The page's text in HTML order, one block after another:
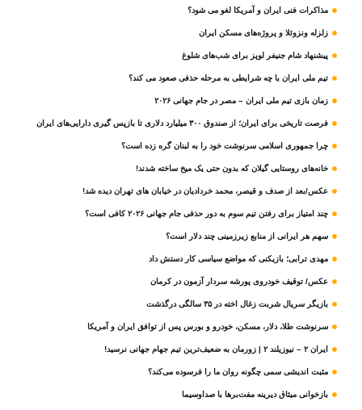
مذاکرات فنی ایران و آمریکا لغو می شود؟
زلزله ونزوئلا و پروژه‌های مسکن ایران
پیشنهاد شام جنیفر لوپز برای شب‌های شلوغ
تیم ملی ایران با چه شرایطی به مرحله حذفی صعود می کند؟
زمان بازی تیم ملی ایران – مصر در جام جهانی ۲۰۲۶
فرصت تاریخی برای ایران؛ از صندوق ۳۰۰ میلیارد دلاری تا بازپس گیری دارایی‌های ایران
چرا جمهوری اسلامی سرنوشت خود را به لبنان گره زده است؟
خانه‌های روستایی گیلان که بدون حتی یک میخ ساخته شدند!
عکس/بعد از صدف و قیصر، محمد خردادیان در خیابان های تهران دیده شد!
چند امتیاز برای رفتن تیم سوم به دور حذفی جام جهانی ۲۰۲۶ کافی است؟
سهم هر ایرانی از منابع زیرزمینی چند دلار است؟
مهدی ترابی؛ بازیکنی که مواضع سیاسی‌ کار دستش داد
عکس/ توقیف خودروی پورشه سردار آزمون در کرمان
بازیگر سریال شربت زغال‌ اخته در ۳۵ سالگی درگذشت
سرنوشت طلا، دلار، مسکن، خودرو و بورس پس از توافق ایران و آمریکا
ایران ۲ – نیوزیلند ۲ | زورمان به ضعیف‌ترین تیم جهام جهانی نرسید!
مثبت‌ اندیشی سمی چگونه روان ما را فرسوده می‌کند؟
بازخوانی میثاق دیرینه مفت‌برها با صداوسیما